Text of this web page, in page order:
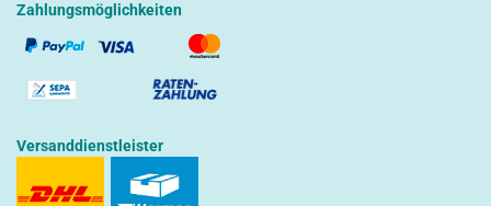
Zahlungsmöglichkeiten
Versanddienstleister